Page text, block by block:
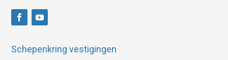
Schepenkring vestigingen